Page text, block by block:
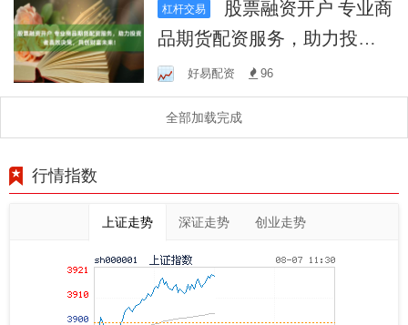
杠杆交易
品期货配资服务，助力投资
者高效决策，共创财富未
来！
好易配资 96
全部加载完成
行情指数
上证走势 深证走势 创业走势